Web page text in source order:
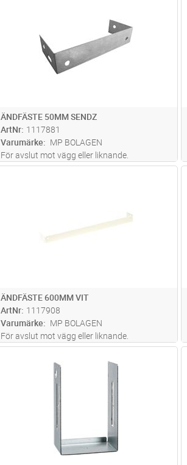
ÄNDFÄSTE 50MM SENDZ
ArtNr 1117881
Varumärke
MP BOLAGEN
För avslut mot vägg eller liknande.
ÄNDFÄSTE 600MM VIT
ArtNr 1117908
Varumärke
MP BOLAGEN
För avslut mot vägg eller liknande.
ST Lägg i kundvagn